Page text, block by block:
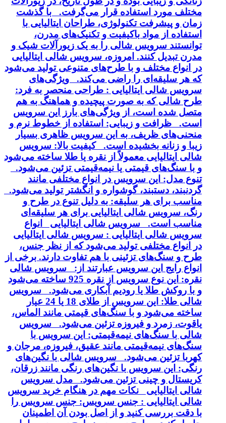
مختلف مورد استفاده قرار می‌گرفت. با گذشت
زمان و پیشرفت تکنولوژی، طراحان ایتالیایی با
استفاده از مواد باکیفیت و تکنیک‌های مدرن،
توانستند سرویس شالی را به یک زیورآلات شیک و
مدرن تبدیل کنند. امروزه، سرویس شالی ایتالیایی
در انواع مختلف و با طرح‌های متنوعی تولید می‌شود
که هر سلیقه‌ای را راضی می‌کند. ویژگی‌های
سرویس شالی ایتالیایی : طراحی منحصر به فرد:
طرح شالی که به صورت پیچیده و هماهنگ به هم
متصل شده است، از ویژگی‌های بارز این سرویس
است. ظرافت و زیبایی: استفاده از خطوط نرم و
منحنی‌های ظریف، به این سرویس ظاهری بسیار
زیبا و زنانه بخشیده است. کیفیت بالا: سرویس
شالی ایتالیایی معمولاً از نقره یا طلا ساخته می‌شود
و با سنگ‌های قیمتی یا نیمه‌قیمتی تزئین می‌شود.
تنوع مدل: این سرویس در انواع مختلفی مانند
گردنبند، دستبند، گوشواره و انگشتر تولید می‌شود.
مناسب برای هر سلیقه: به دلیل تنوع در طرح و
رنگ، سرویس شالی ایتالیایی برای هر سلیقه‌ای
مناسب است. سرویس شالی ایتالیایی انواع
سرویس شالی ایتالیایی : سرویس شالی ایتالیایی
در انواع مختلفی تولید می‌شود که از نظر جنس،
طرح و سنگ‌های تزئینی با هم تفاوت دارند. برخی از
انواع رایج این سرویس عبارتند از: سرویس شالی
نقره: این نوع سرویس از نقره 925 ساخته می‌شود
و با روکش طلا یا رودیم آبکاری می‌شود. سرویس
شالی طلا: این سرویس از طلای 18 یا 24 عیار
ساخته می‌شود و با سنگ‌های قیمتی مانند الماس،
یاقوت، زمرد و فیروزه تزئین می‌شود. سرویس
شالی با سنگ‌های نیمه‌قیمتی: این سرویس با
سنگ‌های نیمه‌قیمتی مانند عقیق، فیروزه، مرجان و
کهربا تزئین می‌شود. سرویس شالی با نگین‌های
رنگی: این سرویس با نگین‌های رنگی مانند زرقان،
کریستال و چینی تزئین می‌شود. مدل سرویس
شالی ایتالیایی نکات مهم در هنگام خرید سرویس
شالی ایتالیایی : جنس سرویس: جنس سرویس را
با دقت بررسی کنید و از اصل بودن آن اطمینان